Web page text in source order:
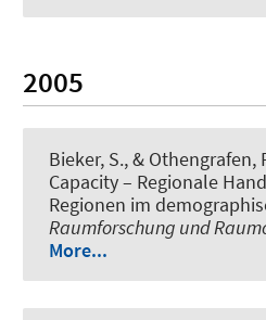
2005
Bieker, S., & Othengrafen,
Capacity – Regionale
Regionen im
Raumforschung und
More...